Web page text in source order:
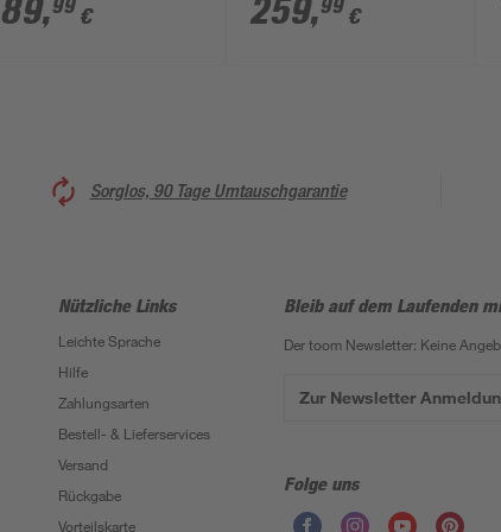
89,99 € 259,99 €
Sorglos, 90 Tage Umtauschgarantie
Nützliche Links
Leichte Sprache
Hilfe
Zahlungsarten
Bestell- & Lieferservices
Versand
Rückgabe
Vorteilskarte
Bleib auf dem Laufenden
Der toom Newsletter: Keine
Zur Newsletter
Folge uns